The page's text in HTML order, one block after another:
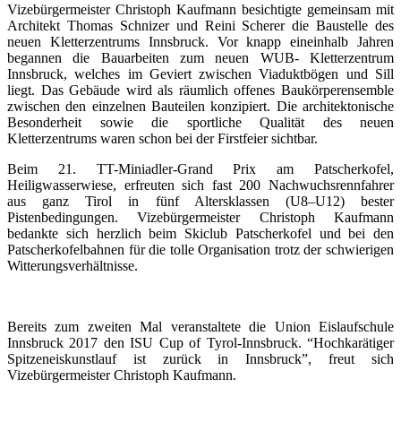
Vizebürgermeister Christoph Kaufmann besichtigte gemeinsam mit
Architekt Thomas Schnizer und Reini Scherer die Baustelle des
neuen Kletterzentrums Innsbruck. Vor knapp eineinhalb Jahren
begannen die Bauarbeiten zum neuen WUB- Kletterzentrum
Innsbruck, welches im Geviert zwischen Viaduktbögen und Sill
liegt. Das Gebäude wird als räumlich offenes Baukörperensemble
zwischen den einzelnen Bauteilen konzipiert. Die architektonische
Besonderheit sowie die sportliche Qualität des neuen
Kletterzentrums waren schon bei der Firstfeier sichtbar.
Beim 21. TT-Miniadler-Grand Prix am Patscherkofel,
Heiligwasserwiese, erfreuten sich fast 200 Nachwuchsrennfahrer
aus ganz Tirol in fünf Altersklassen (U8–U12) bester
Pistenbedingungen. Vizebürgermeister Christoph Kaufmann
bedankte sich herzlich beim Skiclub Patscherkofel und bei den
Patscherkofelbahnen für die tolle Organisation trotz der schwierigen
Witterungsverhältnisse.
Bereits zum zweiten Mal veranstaltete die Union Eislaufschule
Innsbruck 2017 den ISU Cup of Tyrol-Innsbruck. “Hochkarätiger
Spitzeneiskunstlauf ist zurück in Innsbruck”, freut sich
Vizebürgermeister Christoph Kaufmann.